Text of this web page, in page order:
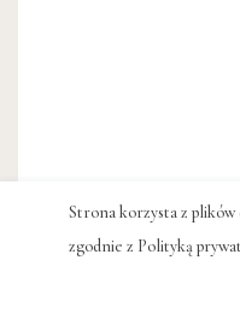
Strona korzysta z plików
zgodnie z Polityką